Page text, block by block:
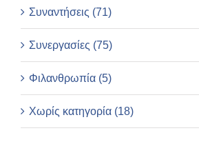
Συναντήσεις (71)
Συνεργασίες (75)
Φιλανθρωπία (5)
Χωρίς κατηγορία (18)